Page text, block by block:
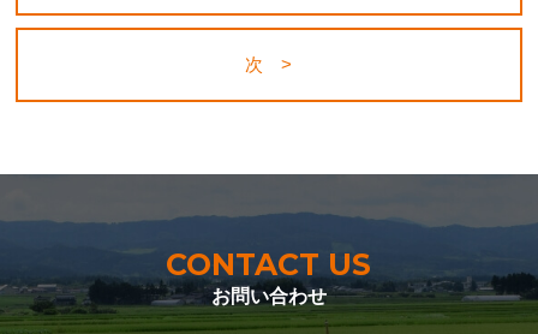
次 >
CONTACT US
お問い合わせ